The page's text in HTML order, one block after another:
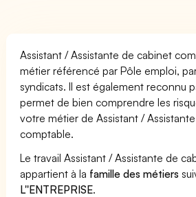
Assistant / Assistante de cabinet
métier référencé par Pôle emploi,
syndicats. Il est également reconnu
permet de bien comprendre les
votre métier de Assistant /
comptable.
Le travail Assistant / Assistante de
appartient à la famille des métiers
L''ENTREPRISE.